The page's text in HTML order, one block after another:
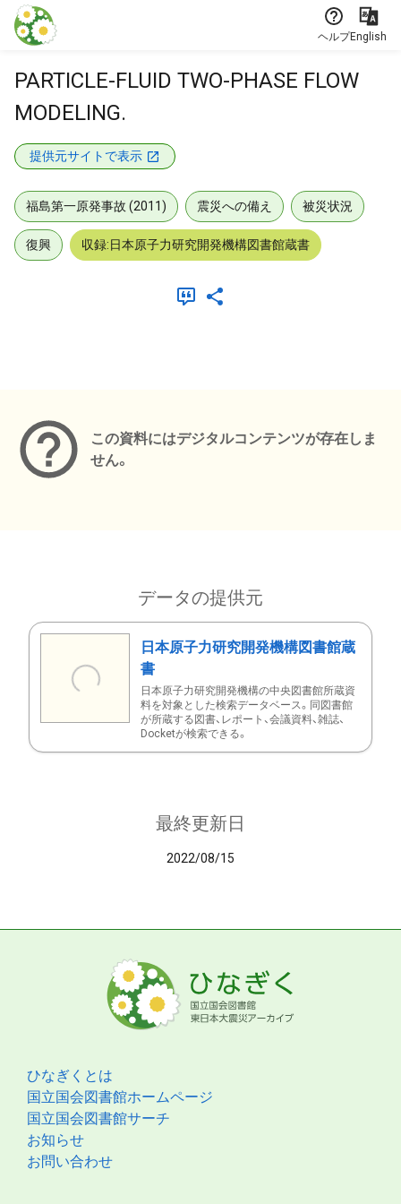
本文に飛ぶ
ヘルプEnglish
PARTICLE-FLUID TWO-PHASE FLOW
MODELING.
提供元サイトで表示
福島第一原発事故 (2011) 震災への備え 被災状況
復興 収録:日本原子力研究開発機構図書館蔵書
この資料にはデジタルコンテンツが存在しま
せん。
データの提供元
日本原子力研究開発機構図書館蔵
書
日本原子力研究開発機構の中央図書館所蔵資
料を対象とした検索データベース。同図書館
が所蔵する図書、レポート、会議資料、雑誌、
Docketが検索できる。
最終更新日
2022/08/15
ひなぎくとは
国立国会図書館ホームページ
国立国会図書館サーチ
お知らせ
お問い合わせ